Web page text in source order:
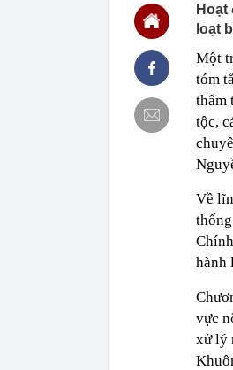
loạt
Một
tóm
thẩm
tộc,
Về
hành
vực
xử lý